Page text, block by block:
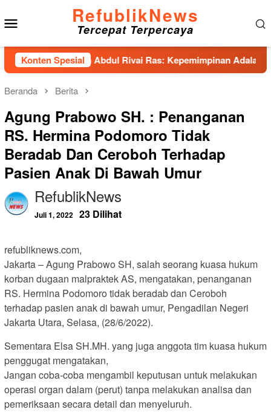
ke
konten
RefublikNews
Tercepat Terpercaya
Konten Spesial
Hadirkan Abdul Rivai Ras: Kepemimpinan Adalah Talenta
Beranda Berita
Agung Prabowo SH. : Penanganan
RS. Hermina Podomoro Tidak
Beradab Dan Ceroboh Terhadap
Pasien Anak Di Bawah Umur
RefublikNews
Juli 1, 2022 23 Dilihat
refubliknews.com,
Jakarta – Agung Prabowo SH, salah seorang kuasa hukum
korban dugaan malpraktek AS, mengatakan, penanganan
RS. Hermina Podomoro tidak beradab dan Ceroboh
terhadap pasien anak di bawah umur, Pengadilan Negeri
Jakarta Utara, Selasa, (28/6/2022).
Sementara Elsa SH.MH. yang juga anggota tim kuasa hukum
penggugat mengatakan,
Jangan coba-coba mengambil keputusan untuk melakukan
operasi organ dalam (perut) tanpa melakukan analisa dan
pemeriksaan secara detail dan menyeluruh.